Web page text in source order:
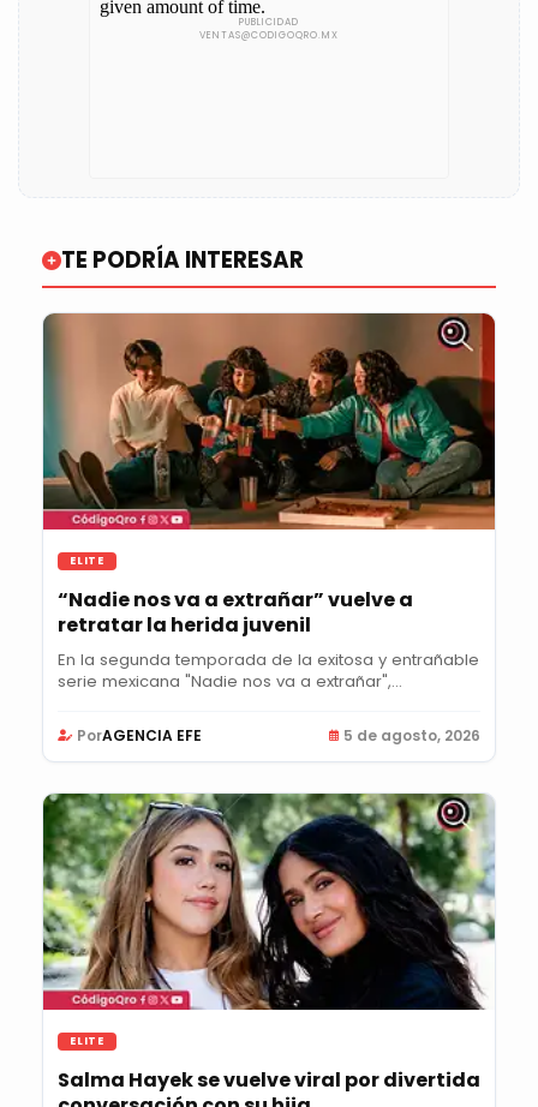
TE PODRÍA INTERESAR
ELITE
“Nadie nos va a extrañar” vuelve a
retratar la herida juvenil
En la segunda temporada de la exitosa y entrañable
serie mexicana "Nadie nos va a extrañar",...
PorAGENCIA EFE 5 de agosto, 2026
ELITE
Salma Hayek se vuelve viral por divertida